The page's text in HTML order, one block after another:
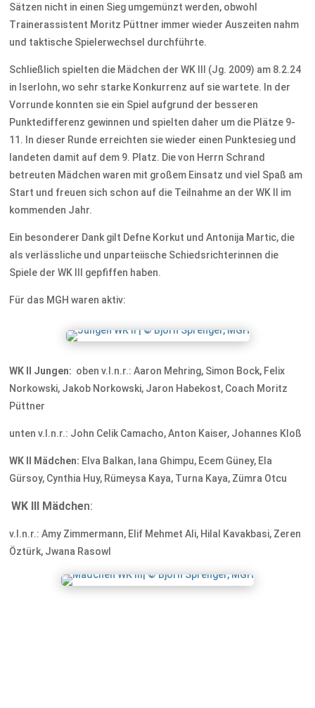
Sätzen nicht in einen Sieg umgemünzt werden, obwohl
Trainerassistent Moritz Püttner immer wieder Auszeiten nahm
und taktische Spielerwechsel durchführte.
Schließlich spielten die Mädchen der WK III (Jg. 2009) am 8.2.24
in Iserlohn, wo sehr starke Konkurrenz auf sie wartete. In der
Vorrunde konnten sie ein Spiel aufgrund der besseren
Punktedifferenz gewinnen und spielten daher um die Plätze 9-
11. In dieser Runde erreichten sie wieder einen Punktesieg und
landeten damit auf dem 9. Platz. Die von Herrn Schrand
betreuten Mädchen waren mit großem Einsatz und viel Spaß am
Start und freuen sich schon auf die Teilnahme an der WK II im
kommenden Jahr.
Ein besonderer Dank gilt Defne Korkut und Antonija Martic, die
als verlässliche und unparteiische Schiedsrichterinnen die
Spiele der WK III gepfiffen haben.
Für das MGH waren aktiv:
WK II Jungen: oben v.l.n.r.: Aaron Mehring, Simon Bock, Felix
Norkowski, Jakob Norkowski, Jaron Habekost, Coach Moritz
Püttner
unten v.l.n.r.: John Celik Camacho, Anton Kaiser, Johannes Kloß
WK II Mädchen: Elva Balkan, Iana Ghimpu, Ecem Güney, Ela
Gürsoy, Cynthia Huy, Rümeysa Kaya, Turna Kaya, Zümra Otcu
WK III Mädchen:
v.l.n.r.: Amy Zimmermann, Elif Mehmet Ali, Hilal Kavakbasi, Zeren
Öztürk, Jwana Rasowl